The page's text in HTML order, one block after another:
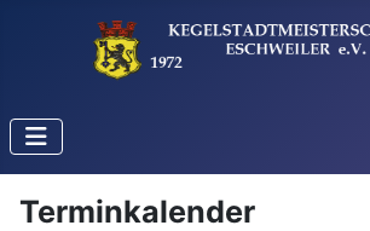
Terminkalender